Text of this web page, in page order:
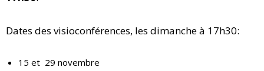
Dates des visioconférences, les dimanche à 17h30:
15 et 29 novembre